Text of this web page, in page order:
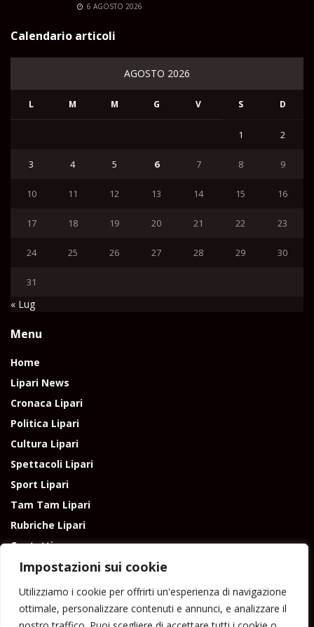
Impostazioni sui cookie
Utilizziamo i cookie per offrirti un'esperienza di navigazione
ottimale, personalizzare contenuti e annunci, e analizzare il
6 AGOSTO 2026
Calendario articoli
AGOSTO 2026
L M M G V S D
1 2
3 4 5 6 7 8 9
10 11 12 13 14 15 16
17 18 19 20 21 22 23
24 25 26 27 28 29 30
31
« Lug
Menu
Home
Lipari News
Cronaca Lipari
Politica Lipari
Cultura Lipari
Spettacoli Lipari
Sport Lipari
Tam Tam Lipari
Rubriche Lipari
Contatti